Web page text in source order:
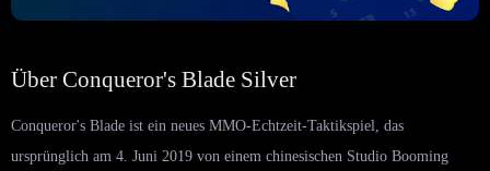
Über Conqueror's Blade Silver
Conqueror's Blade ist ein neues MMO-Echtzeit-Taktikspiel, das
ursprünglich am 4. Juni 2019 von einem chinesischen Studio Booming